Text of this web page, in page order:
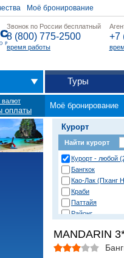
Моё бронирование
Звонок по России бесплатный
8 (800) 775-2500
время работы
+7
Туры
валют
оплаты
Моё бронирование
Курорт
Найти курорт
Курорт - любой
Бангкок
Као-Лак (Пханг
Краби
Паттайя
Районг
о. Пханган
о.Ланта
MANDARIN